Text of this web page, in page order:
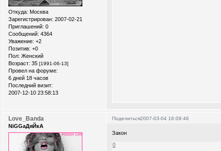
Откуда: Москва
Зарегистрирован: 2007-02-21
Приглашений: 0
Сообщений: 4364
Уважение: +2
Позитив: +0
Пол: Женский
Возраст: 35 [1991-06-13]
Провел на форуме:
6 дней 18 часов
Последний визит:
2007-12-10 23:58:13
Поделиться2007-03-04 16:09:46
Love_Banda
NiGGaДяЙкА
Закон
0